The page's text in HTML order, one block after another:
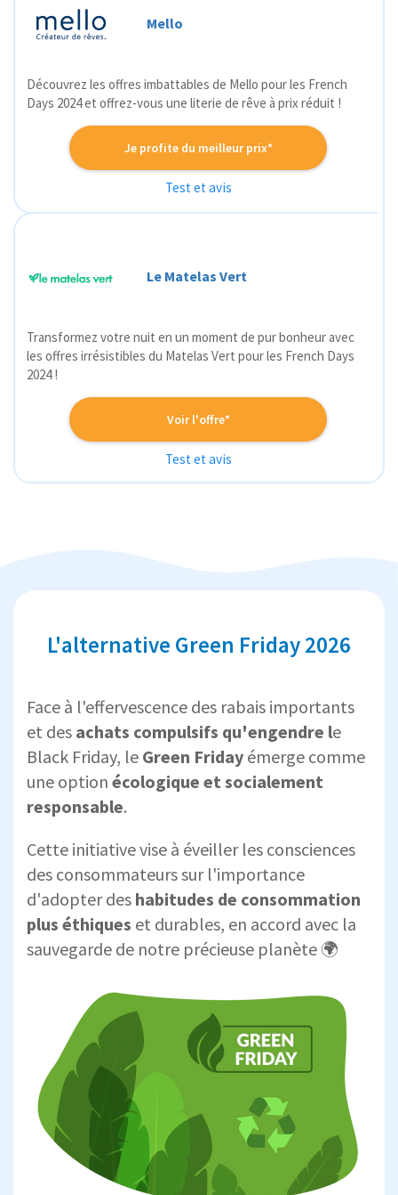
Mello
Découvrez les offres imbattables de Mello pour les French
Days 2024 et offrez-vous une literie de rêve à prix réduit !
Je profite du meilleur prix*
Test et avis
Le Matelas Vert
Transformez votre nuit en un moment de pur bonheur avec
les offres irrésistibles du Matelas Vert pour les French Days
2024 !
Voir l'offre*
Test et avis
L'alternative Green Friday 2026
Face à l'effervescence des rabais importants
et des achats compulsifs qu'engendre le
Black Friday, le Green Friday émerge comme
une option écologique et socialement
responsable.
Cette initiative vise à éveiller les consciences
des consommateurs sur l'importance
d'adopter des habitudes de consommation
plus éthiques et durables, en accord avec la
sauvegarde de notre précieuse planète 🌍